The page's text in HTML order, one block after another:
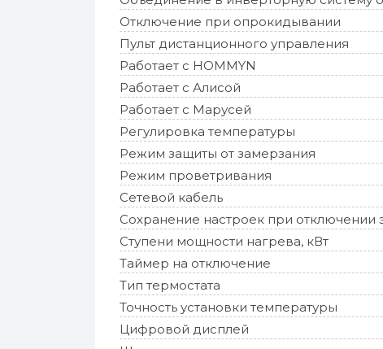
Отключение при опрокидывании
Пульт дистанционного управления
Работает с HOMMYN
Работает с Алисой
Работает с Марусей
Регулировка температуры
Режим защиты от замерзания
Режим проветривания
Сетевой кабель
Сохранение настроек при отключении
Ступени мощности нагрева, кВт
Таймер на отключение
Тип термостата
Точность установки температуры
Цифровой дисплей